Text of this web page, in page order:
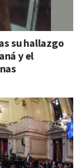
su hallazgo
y el